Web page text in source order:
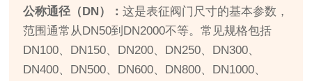
公称通径（DN）：这是表征阀门尺寸的基本参数，
范围通常从DN50到DN2000不等。常见规格包括
DN100、DN150、DN200、DN250、DN300、
DN400、DN500、DN600、DN800、DN1000、